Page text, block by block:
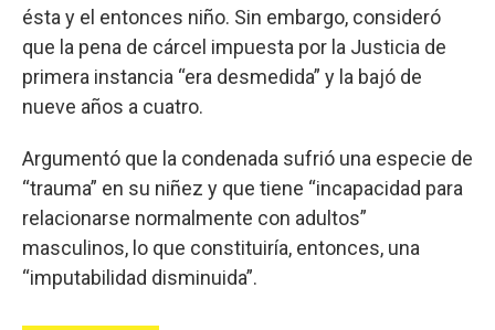
ésta y el entonces niño. Sin embargo, consideró
que la pena de cárcel impuesta por la Justicia de
primera instancia “era desmedida” y la bajó de
nueve años a cuatro.
Argumentó que la condenada sufrió una especie de
“trauma” en su niñez y que tiene “incapacidad para
relacionarse normalmente con adultos”
masculinos, lo que constituiría, entonces, una
“imputabilidad disminuida”.